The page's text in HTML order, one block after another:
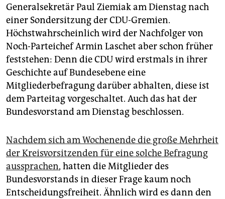
Generalsekretär Paul Ziemiak am Dienstag nach
einer Sondersitzung der CDU-Gremien.
Höchstwahrscheinlich wird der Nachfolger von
Noch-Parteichef Armin Laschet aber schon früher
feststehen: Denn die CDU wird erstmals in ihrer
Geschichte auf Bundesebene eine
Mitgliederbefragung darüber abhalten, diese ist
dem Parteitag vorgeschaltet. Auch das hat der
Bundesvorstand am Dienstag beschlossen.
Nachdem sich am Wochenende die große Mehrheit
der Kreisvorsitzenden für eine solche Befragung
aussprachen, hatten die Mitglieder des
Bundesvorstands in dieser Frage kaum noch
Entscheidungsfreiheit. Ähnlich wird es dann den